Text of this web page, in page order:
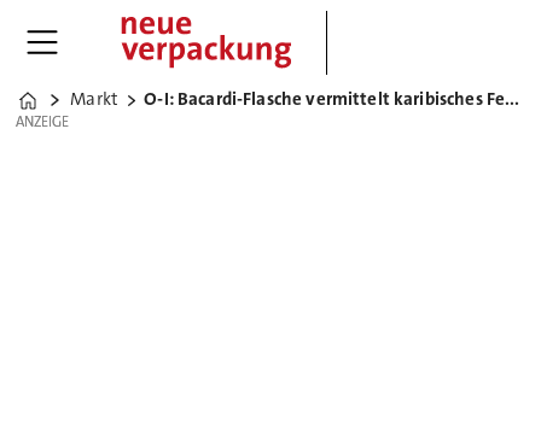
Home
Markt O-I: Bacardi-Flasche vermittelt karibisches Feeling
ANZEIGE
ANZEIGE